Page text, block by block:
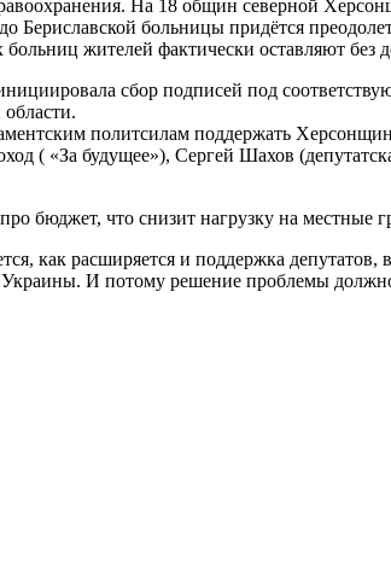
На 18 общин северной
Бериславской больницы придётся
жителей фактически оставляют без
сбор подписей под
политсилам поддержать
( «За будущее»), Сергей Шахов
бюджет, что снизит нагрузку на
как расширяется и поддержка
Украины. И потому решение проблемы